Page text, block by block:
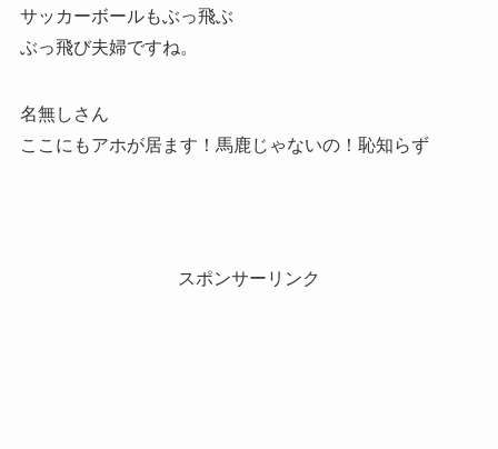
サッカーボールもぶっ飛ぶ
ぶっ飛び夫婦ですね。
名無しさん
ここにもアホが居ます！馬鹿じゃないの！恥知らず
スポンサーリンク